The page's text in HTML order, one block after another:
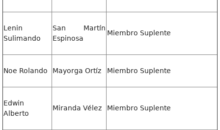
Lenin
Sulimando
San Martín
Espinosa
Miembro Suplente
Noe Rolando Mayorga Ortíz Miembro Suplente
Edwin
Alberto
Miranda Vélez Miembro Suplente